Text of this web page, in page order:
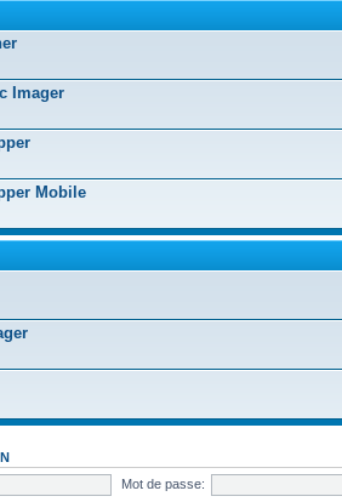
Imager
Mobile
Mot de passe: